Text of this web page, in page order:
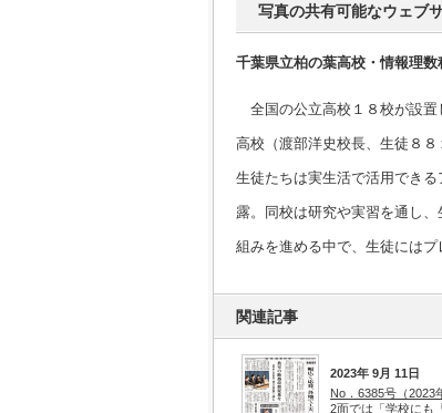
写真の共有可能なウェブ
千葉県立柏の葉高校・情報理
全国の公立高校１８校が設置
高校（渡部洋史校長、生徒８
生徒たちは実生活で活用でき
露。同校は研究や実習を通し
組みを進める中で、生徒にはプ
関連記事
2023年 9月 11日
No．6385号（2023
2面では「学校にも